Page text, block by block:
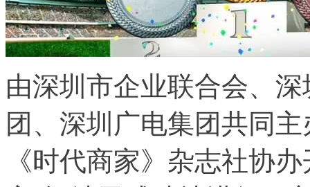
由深圳市企业联合会、
团、深圳广电集团共同
《时代商家》杂志社协